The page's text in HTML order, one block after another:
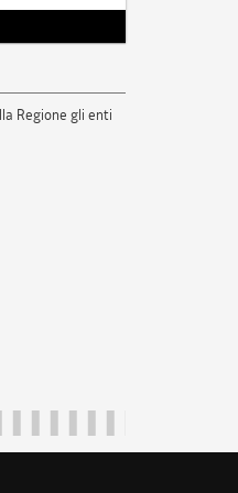
Regione gli enti